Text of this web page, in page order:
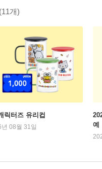
(11개)
릭터즈 유리컵
08월 31일
예